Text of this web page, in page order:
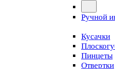
Ручной
Кусачки
Пинцеты
Отвертки